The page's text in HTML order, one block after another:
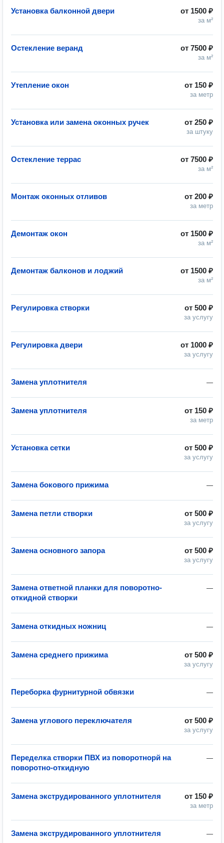
от 1500 ₽
за м²
Установка балконной двери
от 7500 ₽
за м²
Остекление веранд
от 150 ₽
за метр
Утепление окон
от 250 ₽
за штуку
Установка или замена оконных ручек
от 7500 ₽
за м²
Остекление террас
от 200 ₽
за метр
Монтаж оконных отливов
от 1500 ₽
за м²
Демонтаж окон
от 1500 ₽
за м²
Демонтаж балконов и лоджий
от 500 ₽
за услугу
Регулировка створки
от 1000 ₽
за услугу
Регулировка двери
—
Замена уплотнителя
от 150 ₽
за метр
Замена уплотнителя
от 500 ₽
за услугу
Установка сетки
—
Замена бокового прижима
от 500 ₽
за услугу
Замена петли створки
от 500 ₽
за услугу
Замена основного запора
—
Замена ответной планки для поворотно-
откидной створки
—
Замена откидных ножниц
от 500 ₽
за услугу
Замена среднего прижима
—
Переборка фурнитурной обвязки
от 500 ₽
за услугу
Замена углового переключателя
—
Переделка створки ПВХ из поворотнорй на
поворотно-откидную
от 150 ₽
за метр
Замена экструдированного уплотнителя
—
Замена экструдированного уплотнителя